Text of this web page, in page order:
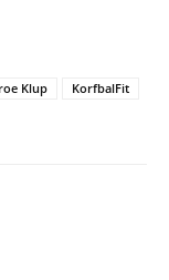
Klup
KorfbalFit